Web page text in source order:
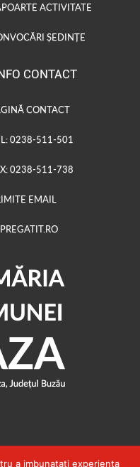
a imbunatati experienta
ACTIVITATE
ȘEDINȚE
CONTACT
CONTACT
0238-511-501
0238-511-738
EMAIL